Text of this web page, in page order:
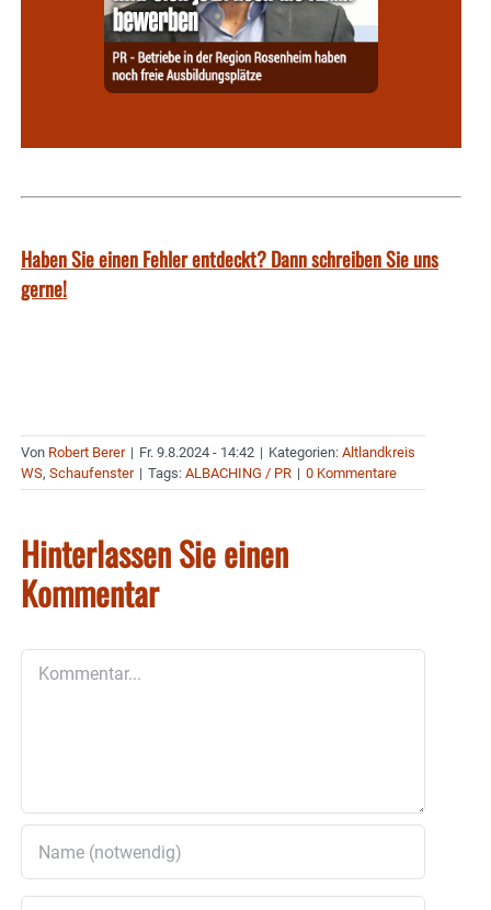
Haben Sie einen Fehler entdeckt? Dann schreiben Sie uns
gerne!
Von Robert Berer | Fr. 9.8.2024 - 14:42 | Kategorien: Altlandkreis
WS, Schaufenster | Tags: ALBACHING / PR | 0 Kommentare
Hinterlassen Sie einen
Kommentar